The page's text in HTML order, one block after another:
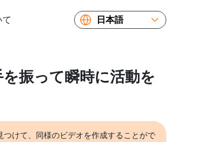
て
日本語
Українська
振って瞬時に活動を
つけて、同様のビデオを作成することがで